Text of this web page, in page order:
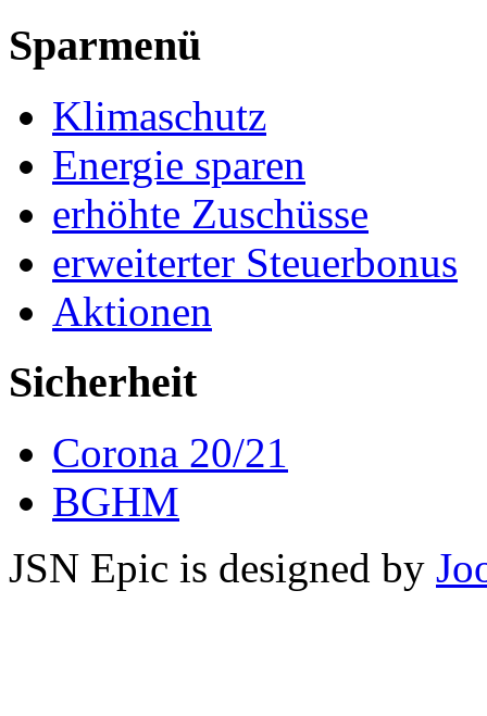
Sparmenü
Klimaschutz
Energie sparen
erhöhte Zuschüsse
erweiterter Steuerbonus
Aktionen
Sicherheit
Corona 20/21
BGHM
JSN Epic is designed by